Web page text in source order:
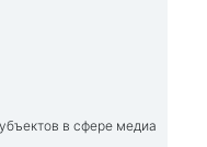
в сфере медиа